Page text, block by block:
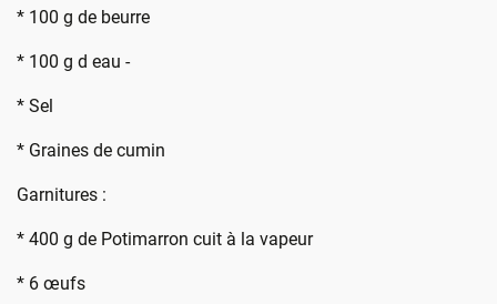
* 100 g de beurre
* 100 g d eau -
* Sel
* Graines de cumin
Garnitures :
* 400 g de Potimarron cuit à la vapeur
* 6 œufs